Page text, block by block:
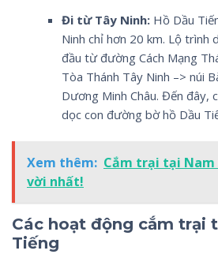
Đi từ Tây Ninh:Hồ Dầu
Ninh chỉ hơn 20 km. Lộ trình
đầu từ đường Cách Mạng
Tòa Thánh Tây Ninh –> núi
Dương Minh Châu. Đến đây,
dọc con đường bờ hồ Dầu
Xem thêm: Cắm trại tại
vời nhất!
Các hoạt động cắm trại
Tiếng